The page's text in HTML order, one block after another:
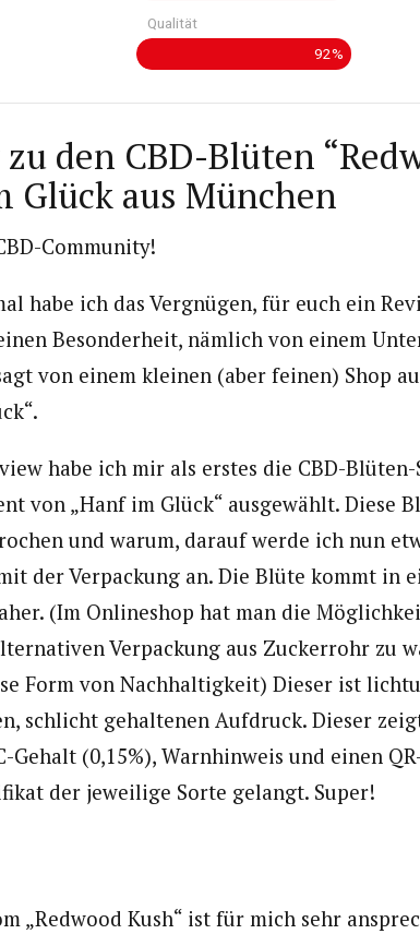
Qualität
92%
den CBD-Blüten
Glück aus München
Community!
habe ich das Vergnügen, für euch ein
Besonderheit, nämlich von einem
von einem kleinen (aber feinen) Shop
habe ich mir als erstes die CBD-Blüten-
von „Hanf im Glück“ ausgewählt. Diese
und warum, darauf werde ich nun
der Verpackung an. Die Blüte kommt in
(Im Onlineshop hat man die
Verpackung aus Zuckerrohr zu
Form von Nachhaltigkeit) Dieser ist
schlicht gehaltenen Aufdruck. Dieser
Gehalt (0,15%), Warnhinweis und einen
der jeweilige Sorte gelangt. Super!
„Redwood Kush“ ist für mich sehr